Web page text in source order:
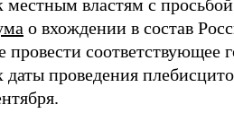
местным властям с
о вхождении в состав
соответствующее
даты проведения